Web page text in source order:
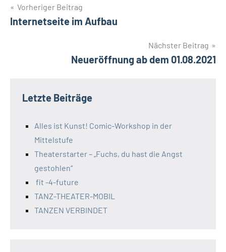
Beitragsnavigation
Vorheriger Beitrag
Internetseite im Aufbau
Nächster Beitrag
Neueröffnung ab dem 01.08.2021
Letzte Beiträge
Alles ist Kunst! Comic-Workshop in der
Mittelstufe
Theaterstarter – „Fuchs, du hast die Angst
gestohlen“
fit -4-future
TANZ-THEATER-MOBIL
TANZEN VERBINDET